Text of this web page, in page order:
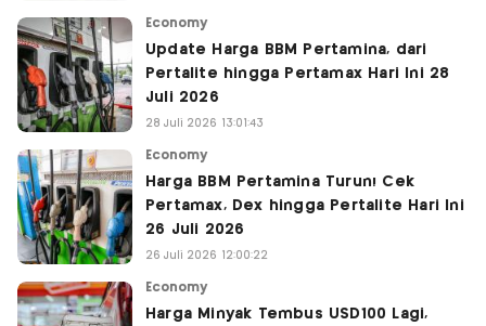
Economy
Update Harga BBM Pertamina, dari
Pertalite hingga Pertamax Hari Ini 28
Juli 2026
28 Juli 2026 13:01:43
Economy
Harga BBM Pertamina Turun! Cek
Pertamax, Dex hingga Pertalite Hari Ini
26 Juli 2026
26 Juli 2026 12:00:22
Economy
Harga Minyak Tembus USD100 Lagi,